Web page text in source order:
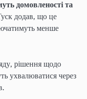
домовленості та
додав, що це
менше
рішення щодо
ухвалюватися через